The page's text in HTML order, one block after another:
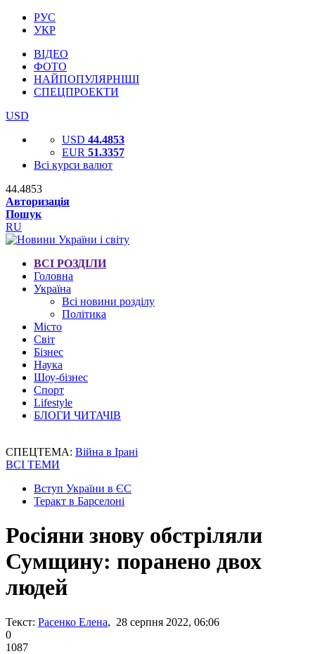
РУС
УКР
ВІДЕО
ФОТО
НАЙПОПУЛЯРНІШІ
СПЕЦПРОЕКТИ
USD
USD 44.4853
EUR 51.3357
Всі курси валют
44.4853
Авторизація
Пошук
RU
ВСІ РОЗДІЛИ
Головна
Україна
Всі новини розділу
Політика
Місто
Світ
Бізнес
Наука
Шоу-бізнес
Спорт
Lifestyle
БЛОГИ ЧИТАЧІВ
СПЕЦТЕМА: Війна в Ірані
ВСІ ТЕМИ
Вступ України в ЄС
Теракт в Барселоні
Росіяни знову обстріляли
Сумщину: поранено двох
людей
Текст: Расенко Елена, 28 серпня 2022, 06:06
0
1087